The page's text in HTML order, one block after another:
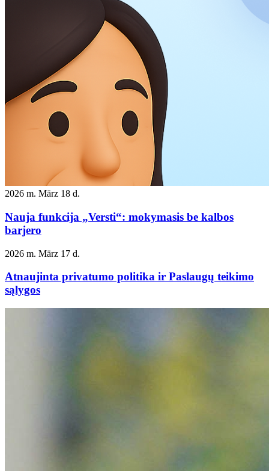
2026 m. März 18 d.
Nauja funkcija „Versti“: mokymasis be kalbos
barjero
2026 m. März 17 d.
Atnaujinta privatumo politika ir Paslaugų teikimo
sąlygos